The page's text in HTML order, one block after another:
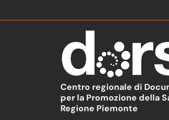
Centro regionale di
per la Promozione della
Regione Piemonte